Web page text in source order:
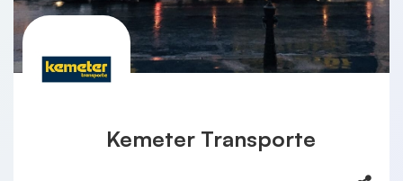
Kemeter Transporte